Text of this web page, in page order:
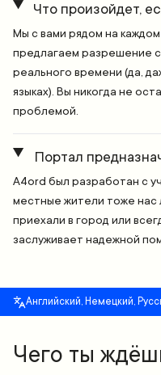
Что произойдет,
Мы с вами рядом на
предлагаем разрешение
реального времени (да,
языках). Вы никогда не
проблемой.
Портал
A4ord был разработан с
местные жители тоже нас
приехали в город или
заслуживает надежной
Английский, Немецкий,
Чего ты